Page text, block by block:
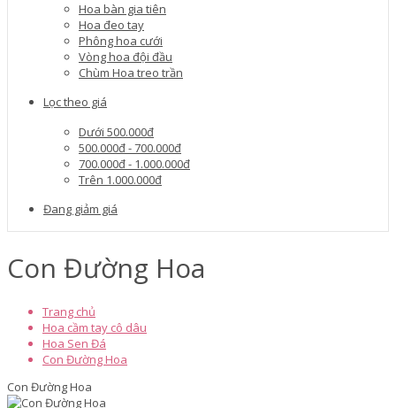
Hoa bàn gia tiên
Hoa đeo tay
Phông hoa cưới
Vòng hoa đội đầu
Chùm Hoa treo trần
Lọc theo giá
Dưới 500.000đ
500.000đ - 700.000đ
700.000đ - 1.000.000đ
Trên 1.000.000đ
Đang giảm giá
Con Đường Hoa
Trang chủ
Hoa cầm tay cô dâu
Hoa Sen Đá
Con Đường Hoa
Con Đường Hoa